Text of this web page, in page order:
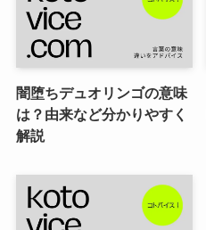
闇堕ちデュオリンゴの意味
は？由来など分かりやすく
解説